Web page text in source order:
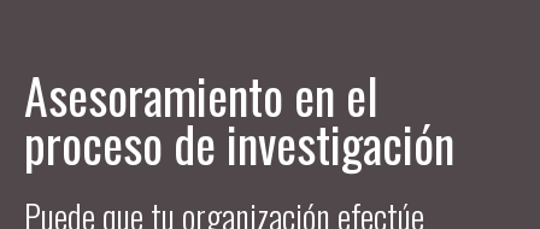
Asesoramiento en el
proceso de investigación
Puede que tu organización efectúe